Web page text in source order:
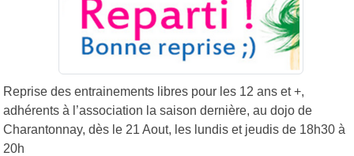
Reprise des entrainements libres pour les 12 ans et +,
adhérents à l’association la saison dernière, au dojo de
Charantonnay, dès le 21 Aout, les lundis et jeudis de 18h30 à
20h